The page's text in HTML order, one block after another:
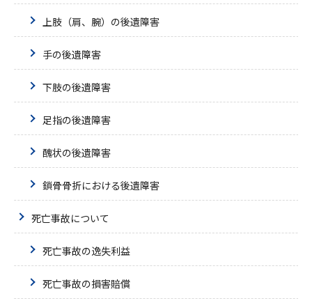
上肢（肩、腕）の後遺障害
手の後遺障害
下肢の後遺障害
足指の後遺障害
醜状の後遺障害
鎖骨骨折における後遺障害
死亡事故について
死亡事故の逸失利益
死亡事故の損害賠償